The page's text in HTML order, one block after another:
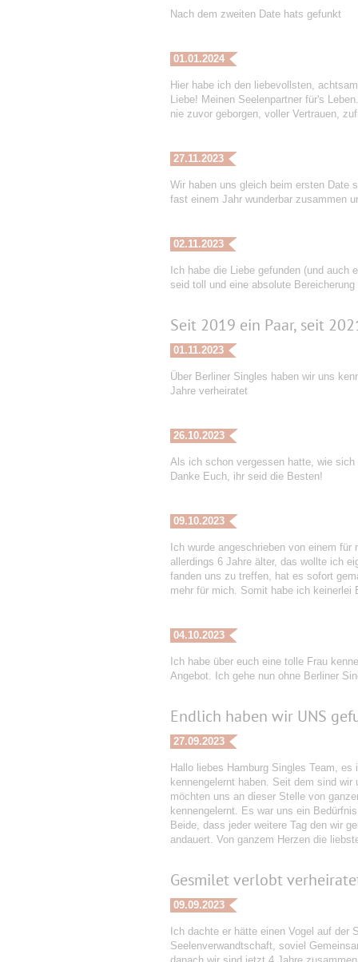
Nach dem zweiten Date hats gefunkt
01.01.2024
Hier habe ich den liebevollsten,
Liebe! Meinen Seelenpartner für's
nie zuvor geborgen, voller Vertrauen,
27.11.2023
Wir haben uns gleich beim ersten Date
fast einem Jahr wunderbar zusammen
02.11.2023
Ich habe die Liebe gefunden (und
seid toll und eine absolute
Seit 2019 ein Paar, seit
01.11.2023
Über Berliner Singles haben wir uns
Jahre verheiratet
26.10.2023
Als ich schon vergessen hatte, wie
Danke Euch, ihr seid die Besten!
09.10.2023
Ich wurde angeschrieben von einem
allerdings 6 Jahre älter, das wollte ich
fanden uns zu treffen, hat es sofort
mehr für mich. Somit habe ich keinerlei
04.10.2023
Ich habe über euch eine tolle Frau
Angebot. Ich gehe nun ohne Berliner
Endlich haben wir UNS
27.09.2023
Hallo liebes Hamburg Singles Team,
kennengelernt haben. Seit dem sind
möchten uns an dieser Stelle von
kennengelernt. Es war uns ein
Beide, dass jeder weitere Tag den wir
andauert. Von ganzem Herzen die
Gesmilet verlobt
09.09.2023
Ich dachte er hätte einen Vogel auf der
Seelenverwandtschaft, soviel